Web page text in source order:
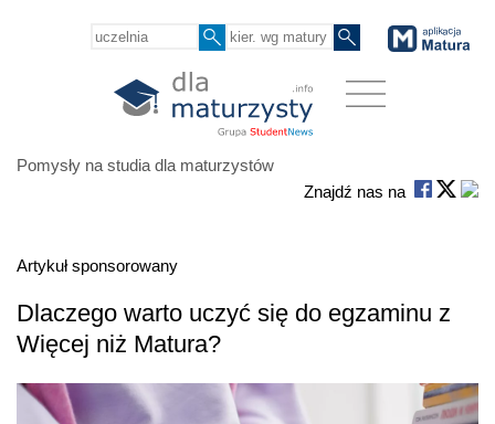
Pomysły na studia dla maturzystów
Znajdź nas na
Artykuł sponsorowany
Dlaczego warto uczyć się do egzaminu z
Więcej niż Matura?